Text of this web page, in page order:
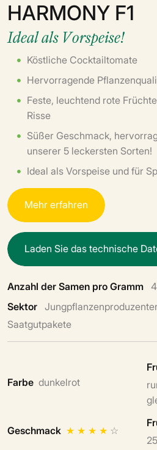
HARMONY F1
Ideal als Vorspeise!
Köstliche Cocktailtomate
Hervorragende
Feste, leuchtend rote
Risse
Süßer Geschmack,
unserer 5 leckersten Sorten!
Ideal als Vorspeise und für
Mehrerfahren
Laden Siedastechnische Dat
Anzahl der Samen pro Gramm
Sektor
Saatgutpakete
Farbe dunkelrot
Geschmack ★ ★ ★ ★ ☆